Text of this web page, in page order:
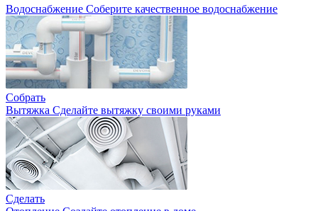
Водоснабжение Соберите качественное водоснабжение
Собрать
Вытяжка Сделайте вытяжку своими руками
Сделать